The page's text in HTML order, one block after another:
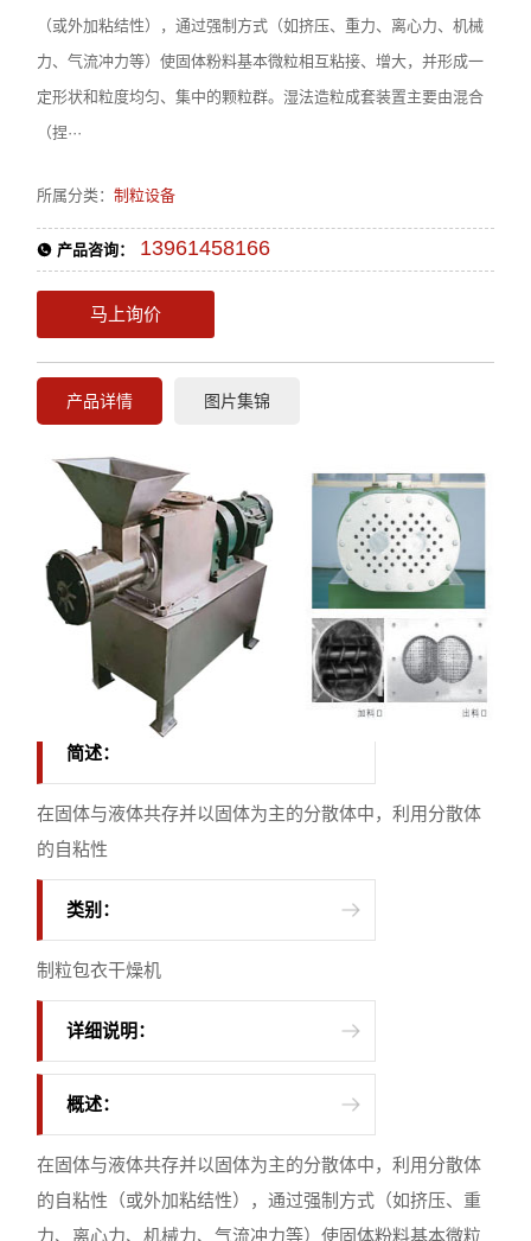
（或外加粘结性），通过强制方式（如挤压、重力、离心力、机械
力、气流冲力等）使固体粉料基本微粒相互粘接、增大，并形成一
定形状和粒度均匀、集中的颗粒群。湿法造粒成套装置主要由混合
（捏···
所属分类：制粒设备
产品咨询： 13961458166
马上询价
产品详情 图片集锦
简述：
在固体与液体共存并以固体为主的分散体中，利用分散体
的自粘性
类别：
制粒包衣干燥机
详细说明：
概述：
在固体与液体共存并以固体为主的分散体中，利用分散体
的自粘性（或外加粘结性），通过强制方式（如挤压、重
力、离心力、机械力、气流冲力等）使固体粉料基本微粒